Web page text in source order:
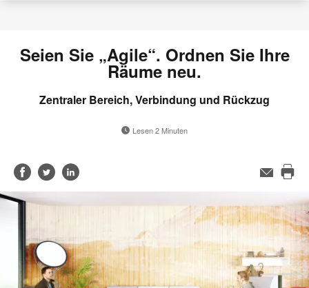
Seien Sie „Agile“. Ordnen Sie Ihre
Räume neu.
Zentraler Bereich, Verbindung und Rückzug
Lesen 2 Minuten
Auf
Facebook
teilen
Auf
Twitter
teilen
Auf
LinkedIn
teilen
E-